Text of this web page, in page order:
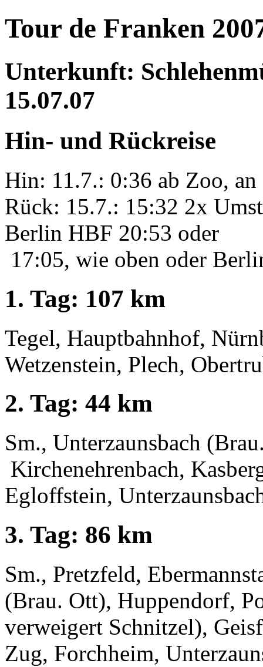
Tour de Franken
Unterkunft:
15.07.07
Hin- und Rückreise
Hin: 11.7.: 0:36 ab Zoo,
Rück: 15.7.: 15:32 2x
Berlin HBF 20:53 oder
17:05, wie oben oder
1. Tag: 107 km
Tegel, Hauptbahnhof,
Wetzenstein, Plech,
2. Tag: 44 km
Sm., Unterzaunsbach
Kirchenehrenbach,
Egloffstein,
3. Tag: 86 km
Sm., Pretzfeld,
(Brau. Ott), Huppendorf,
verweigert Schnitzel),
Zug, Forchheim,